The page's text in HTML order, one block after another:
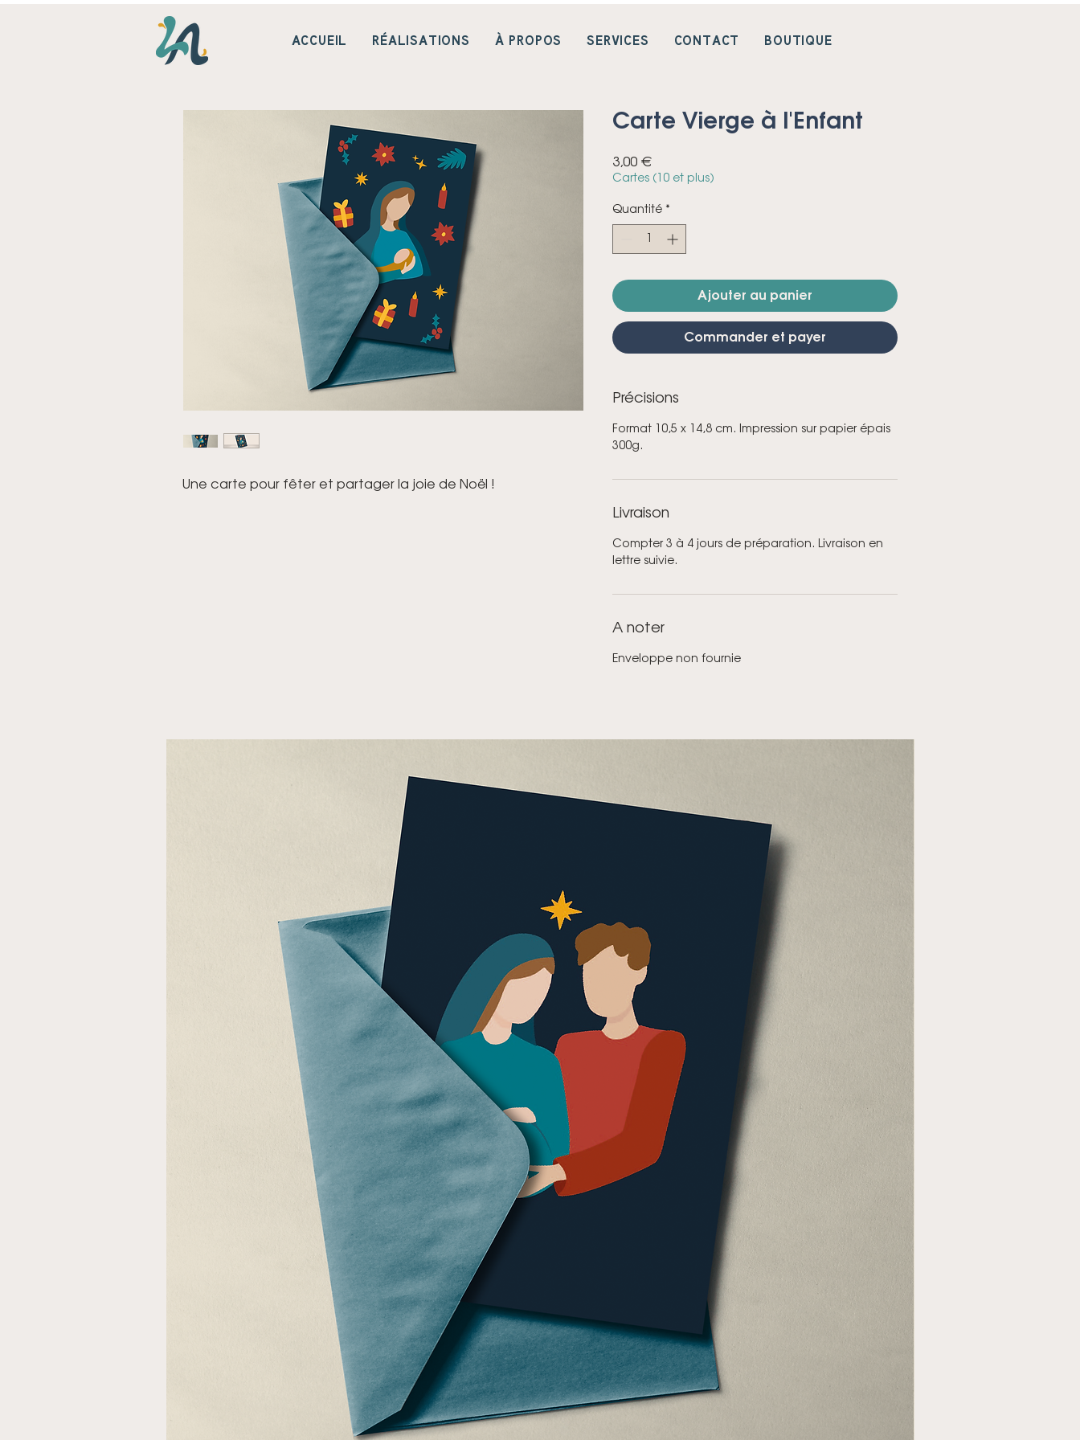
Une carte pour fêter et partager la joie de Noël !
Carte Vierge à l'Enfant
3,00 €Prix
Cartes (10 et plus)
Quantité *
Ajouter au panier
Commander et payer
Précisions
Format 10,5 x 14,8 cm. Impression sur papier épais
300g.
Livraison
Compter 3 à 4 jours de préparation. Livraison en
lettre suivie.
A noter
Enveloppe non fournie
ACCUEIL RÉALISATIONS À PROPOS SERVICES CONTACT BOUTIQUE